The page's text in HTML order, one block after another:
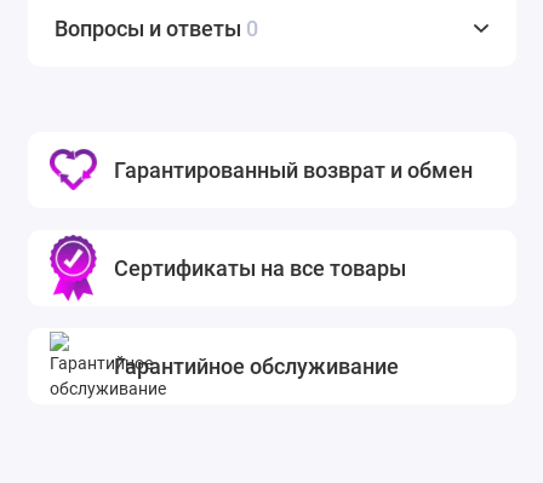
Вопросы и ответы 0
Гарантированный возврат и обмен
Сертификаты на все товары
Гарантийное обслуживание